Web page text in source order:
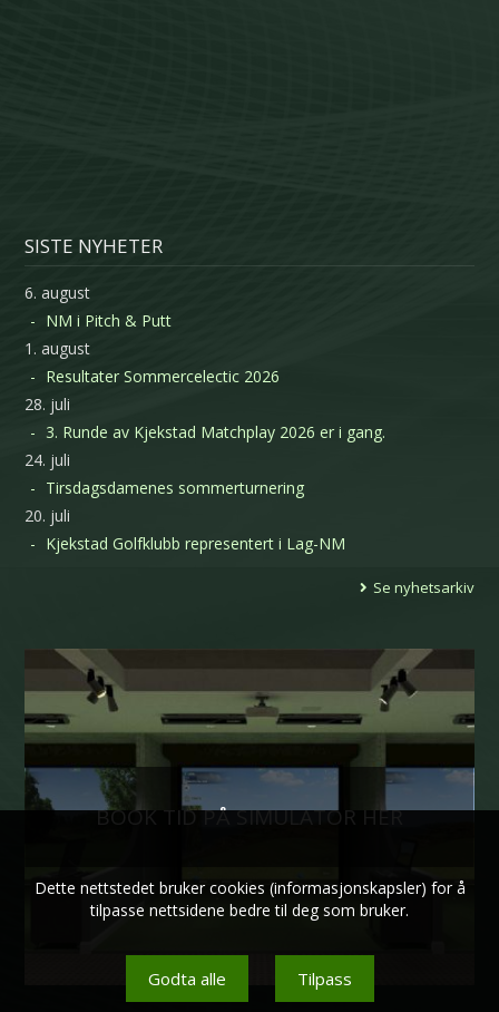
SISTE NYHETER
6. august
NM i Pitch & Putt
1. august
Resultater Sommercelectic 2026
28. juli
3. Runde av Kjekstad Matchplay 2026 er i gang.
24. juli
Tirsdagsdamenes sommerturnering
20. juli
Kjekstad Golfklubb representert i Lag-NM
Se nyhetsarkiv
BOOK TID PÅ SIMULATOR HER
Dette nettstedet bruker cookies (informasjonskapsler) for å
tilpasse nettsidene bedre til deg som bruker.
Godta alle Tilpass